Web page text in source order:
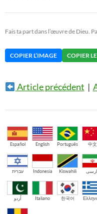
Fais ta part dans l’œuvre de Dieu.
COPIER L’IMAGE COPIER
Article précédent |
Español English Português 中文
עברית Indonesia Kiswahili
اُردو Italiano 한국어